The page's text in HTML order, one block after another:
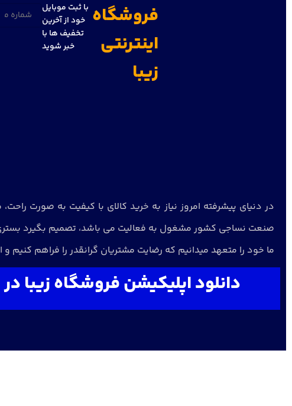
فروشگاه
اینترنتی
زیبا
با ثبت موبایل
خود از آخرین
تخفیف ها با
خبر شوید
تلفن (ضروری)
در دنیای پیشرفته امروز نیاز به خرید کالای با کیفیت به
صنعت نساجی کشور مشغول به فعالیت می باشد، تصمیم بگیرد
ما خود را متعهد میدانیم که رضایت مشتریان گرانقدر را فراهم کنیم
دانلود اپلیکیشن فروشگاه زیبا در